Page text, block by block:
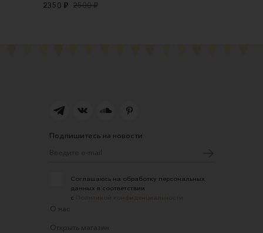
2350 ₽ 2500 ₽
Подпишитесь на новости
Соглашаюсь на обработку персональных
данных в соответствии
с
О нас
Открыть магазин